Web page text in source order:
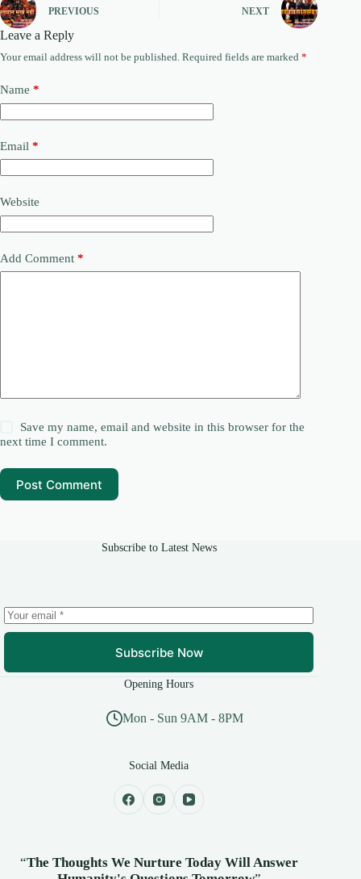
PREVIOUS NEXT
Leave a Reply
Your email address will not be published. Required fields are marked *
Name *
Email *
Website
Add Comment *
Save my name, email and website in this browser for the
next time I comment.
Post Comment
Subscribe to Latest News
Subscribe Now
Opening Hours
Mon - Sun 9AM - 8PM
Social Media
“The Thoughts We Nurture Today Will Answer